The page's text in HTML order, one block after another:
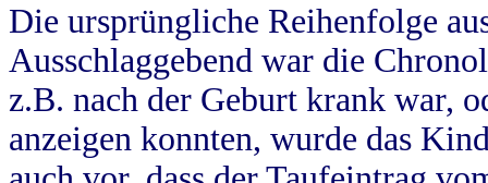
Die ursprüngliche Reihenfolge
Ausschlaggebend war die
z.B. nach der Geburt krank war,
anzeigen konnten, wurde das